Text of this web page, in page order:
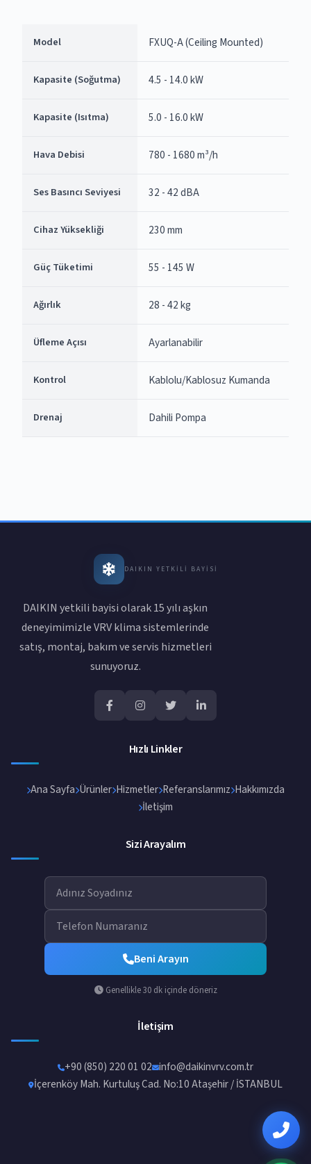
Model FXUQ-A (Ceiling Mounted)
Kapasite (Soğutma) 4.5 - 14.0 kW
Kapasite (Isıtma) 5.0 - 16.0 kW
Hava Debisi 780 - 1680 m³/h
Ses Basıncı Seviyesi 32 - 42 dBA
Cihaz Yüksekliği 230 mm
Güç Tüketimi 55 - 145 W
Ağırlık 28 - 42 kg
Üfleme Açısı Ayarlanabilir
Kontrol Kablolu/Kablosuz Kumanda
Drenaj Dahili Pompa
DAIKIN YETKILI BAYISI
DAIKIN yetkili bayisi olarak 15 yılı aşkın
deneyimimizle VRV klima sistemlerinde
satış, montaj, bakım ve servis hizmetleri
sunuyoruz.
Hızlı Linkler
Ana Sayfa Ürünler Hizmetler Referanslarımız Hakkımızda
İletişim
Sizi Arayalım
Beni Arayın
Genellikle 30 dk içinde döneriz
İletişim
+90 (850) 220 01 02 info@daikinvrv.com.tr
İçerenköy Mah. Kurtuluş Cad. No:10 Ataşehir / İSTANBUL